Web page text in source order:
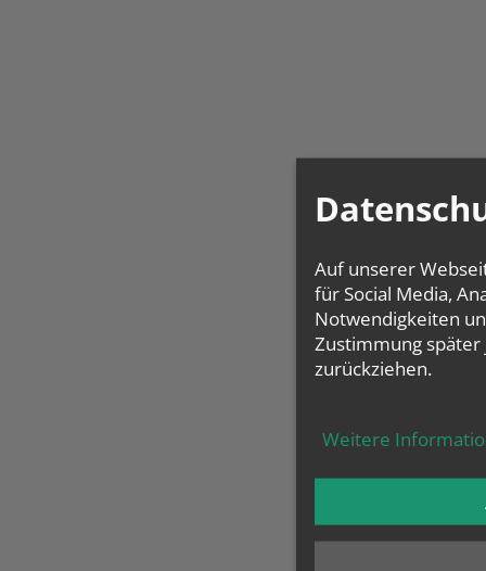
Auf unserer
für Social Media,
Notwendigkeiten
Zustimmung
zurückziehen.
Weitere